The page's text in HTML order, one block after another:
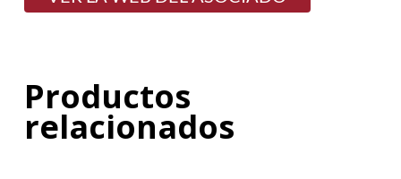
Productos
relacionados